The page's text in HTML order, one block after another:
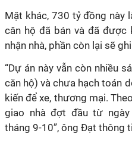
Mặt khác, 730 tỷ đồng này
căn hộ đã bán và đã được
nhận nhà, phần còn lại sẽ
“Dự án này vẫn còn nhiều
căn hộ) và chưa hạch toán
kiến để xe, thương mại.
giao nhà đợt đầu từ
tháng 9-10”, ông Đạt thông